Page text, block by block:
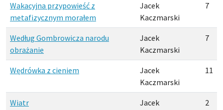
Wakacyjna przypowieść z
metafizycznym morałem
Jacek
Kaczmarski
7
Według Gombrowicza narodu
obrażanie
Jacek
Kaczmarski
7
Wędrówka z cieniem
Jacek
Kaczmarski
11
Wiatr
Jacek
2